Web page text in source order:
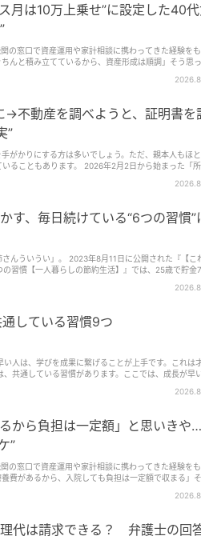
る仕組みです。これにより、毎月の治療が続く人、
る可能性があります。【3】多数回該当は据え置き（
養費に該当した場合、4回目以降の上限額が下がる仕
いう安心材料になります。まとめ2026年8月からの高
す。一方で、新たに年間上限が設けられるため、長
ります。健康保険をはじめ、年金、介護、雇用保険な
家族にどう影響するのかを知っておくことは、家計を
月は10万上乗せ”に設定した40
の窓口で資産運用や家計相談に携わってきた経験をも
んと積み立てているから、資産形成は順調」そう思っ
→不動産を調べようと、証明書を
”
がかりにする方は多いでしょう。ただ、親本人もほ
年2月2日から始まった「所有
れた県外の山林3筆が見つかった事例を紹介します。
す、毎日続けている“6つの習慣”
日に公開された『【これ
習慣【一人暮らしの節約生活】』では、25歳で貯金
」と話しています。 今回は、動画で紹介された『お
している習慣9つ
人は、学びを成果に繋げることが上手です。これは
共通している習慣があります。ここでは、成長が早い
から負担は一定額」と思いきや…
”
の窓口で資産運用や家計相談に携わってきた経験をも
費があるから、入院しても負担は一定額で収まる」そ
代は請求できる？ 弁護士の回